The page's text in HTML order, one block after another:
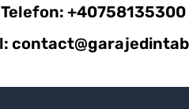
Telefon: +40758135300